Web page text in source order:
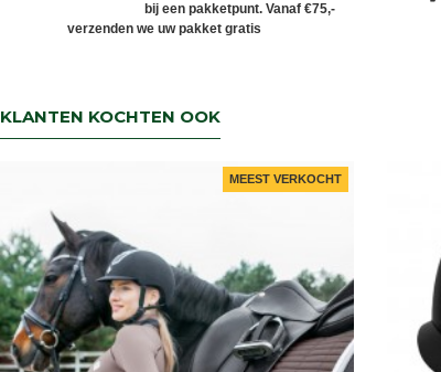
bij een pakketpunt. Vanaf €75,-
verzenden we uw pakket gratis
KLANTEN KOCHTEN OOK
MEEST VERKOCHT